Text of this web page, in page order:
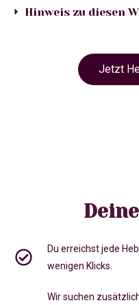
Hinweis zu diesen
Jetzt
Du erreichst jede
wenigen Klicks.
Wir suchen